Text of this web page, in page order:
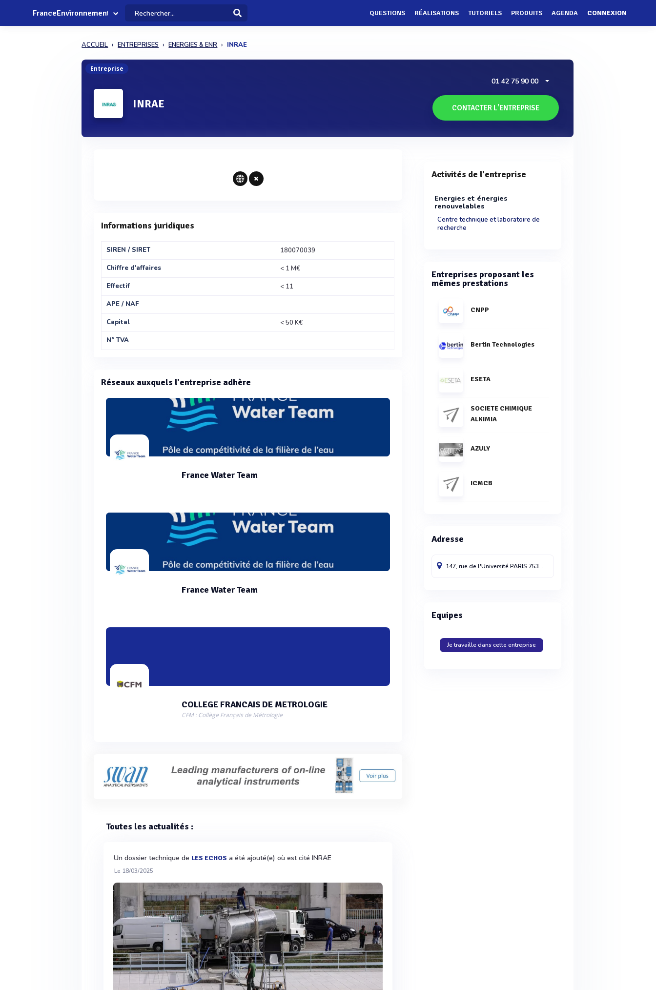
FranceEnvironnement QUESTIONS RÉALISATIONS TUTORIELS PRODUITS AGENDA CONNEXION
ACCUEIL ENTREPRISES ENERGIES & ENR INRAE
Entreprise
INRAE
01 42 75 90 00
CONTACTER L'ENTREPRISE
Informations juridiques
SIREN / SIRET
180070039
Chiffre d'affaires
< 1 M€
Effectif
< 11
APE / NAF
Capital
< 50 K€
N° TVA
Réseaux auxquels l'entreprise adhère
France Water Team
France Water Team
COLLEGE FRANCAIS DE METROLOGIE
CFM : Collège Français de Métrologie
Toutes les actualités :
Un dossier technique de LES ECHOS a été ajouté(e) où est cité INRAE
Le 18/03/2025
Activités de l'entreprise
Energies et énergies
renouvelables
Centre technique et laboratoire de
recherche
Entreprises proposant les
mêmes prestations
CNPP
Bertin Technologies
ESETA
SOCIETE CHIMIQUE
ALKIMIA
AZULY
ICMCB
Adresse
147, rue de l'UniversitéPARIS75338
Equipes
Je travaille dans cette entreprise